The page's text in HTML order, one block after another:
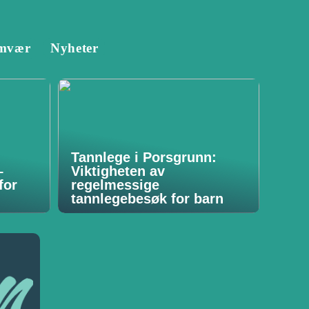
Nyheter
Tannlege i Porsgrunn:
Viktigheten av
regelmessige
tannlegebesøk for barn